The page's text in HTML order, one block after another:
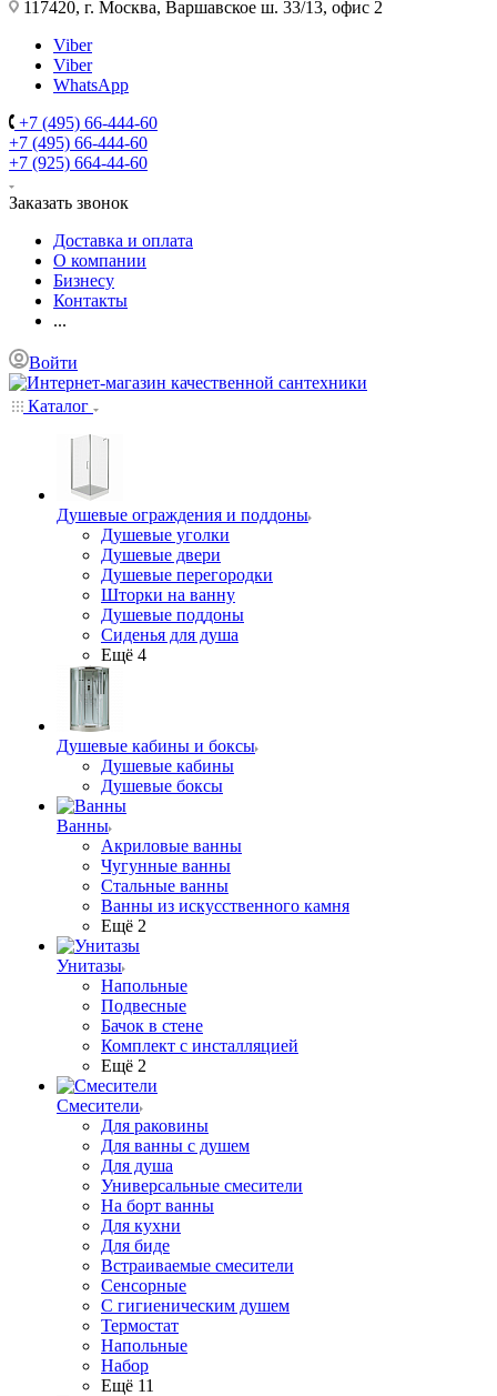
117420, г. Москва, Варшавское ш. 33/13, офис 2
Viber
Viber
WhatsApp
+7 (495) 66-444-60
+7 (495) 66-444-60
+7 (925) 664-44-60
Заказать звонок
Доставка и оплата
О компании
Бизнесу
Контакты
...
Войти
Каталог
Душевые ограждения и поддоны
Душевые уголки
Душевые двери
Душевые перегородки
Шторки на ванну
Душевые поддоны
Сиденья для душа
Ещё 4
Душевые кабины и боксы
Душевые кабины
Душевые боксы
Ванны
Акриловые ванны
Чугунные ванны
Стальные ванны
Ванны из искусственного камня
Ещё 2
Унитазы
Напольные
Подвесные
Бачок в стене
Комплект с инсталляцией
Ещё 2
Смесители
Для раковины
Для ванны с душем
Для душа
Универсальные смесители
На борт ванны
Для кухни
Для биде
Встраиваемые смесители
Сенсорные
С гигиеническим душем
Термостат
Напольные
Набор
Ещё 11